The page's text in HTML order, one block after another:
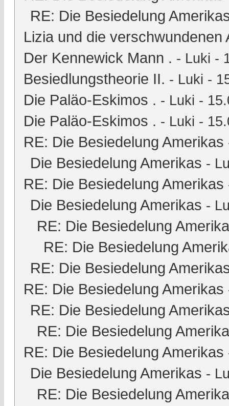
RE: Die Besiedelung
Lizia und die verschwundenen
Der Kennewick Mann . - Luki -
Besiedlungstheorie II. - Luki -
Die Paläo-Eskimos . - Luki -
Die Paläo-Eskimos . - Luki -
RE: Die Besiedelung Amerikas
Die Besiedelung Amerikas -
RE: Die Besiedelung Amerikas
Die Besiedelung Amerikas -
RE: Die Besiedelung
RE: Die Besiedelung
RE: Die Besiedelung
RE: Die Besiedelung Amerikas
RE: Die Besiedelung
RE: Die Besiedelung
RE: Die Besiedelung Amerikas
Die Besiedelung Amerikas -
RE: Die Besiedelung